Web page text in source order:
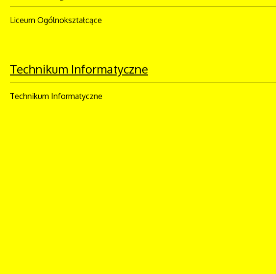
Liceum Ogólnokształcące
Technikum Informatyczne
Technikum Informatyczne